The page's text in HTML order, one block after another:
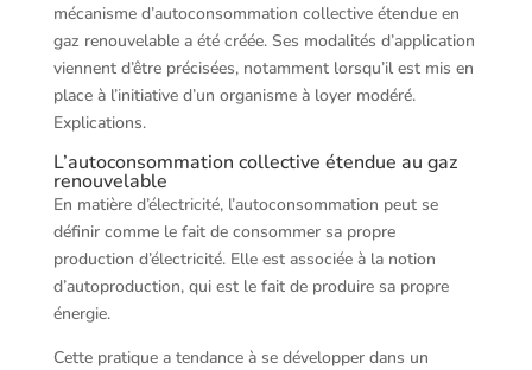
mécanisme d’autoconsommation collective étendue en
gaz renouvelable a été créée. Ses modalités d’application
viennent d’être précisées, notamment lorsqu’il est mis en
place à l’initiative d’un organisme à loyer modéré.
Explications.
L’autoconsommation collective étendue au gaz
renouvelable
En matière d’électricité, l’autoconsommation peut se
définir comme le fait de consommer sa propre
production d’électricité. Elle est associée à la notion
d’autoproduction, qui est le fait de produire sa propre
énergie.
Cette pratique a tendance à se développer dans un